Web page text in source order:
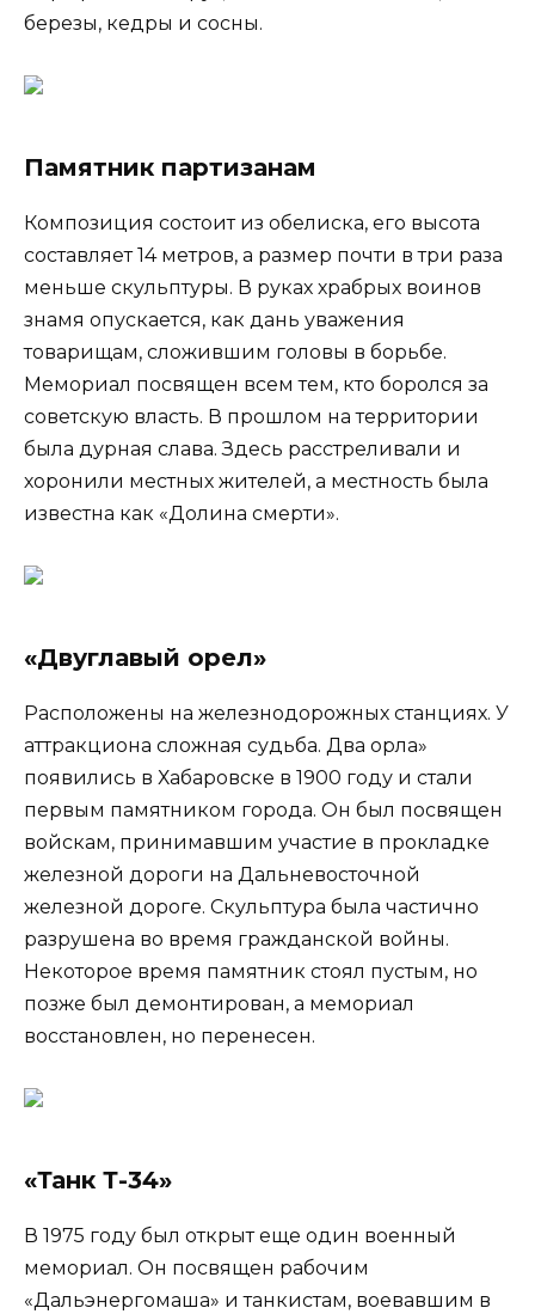
березы, кедры и сосны.
Памятник партизанам
Композиция состоит из обелиска, его высота
составляет 14 метров, а размер почти в три раза
меньше скульптуры. В руках храбрых воинов
знамя опускается, как дань уважения
товарищам, сложившим головы в борьбе.
Мемориал посвящен всем тем, кто боролся за
советскую власть. В прошлом на территории
была дурная слава. Здесь расстреливали и
хоронили местных жителей, а местность была
известна как «Долина смерти».
«Двуглавый орел»
Расположены на железнодорожных станциях. У
аттракциона сложная судьба. Два орла»
появились в Хабаровске в 1900 году и стали
первым памятником города. Он был посвящен
войскам, принимавшим участие в прокладке
железной дороги на Дальневосточной
железной дороге. Скульптура была частично
разрушена во время гражданской войны.
Некоторое время памятник стоял пустым, но
позже был демонтирован, а мемориал
восстановлен, но перенесен.
«Танк Т-34»
В 1975 году был открыт еще один военный
мемориал. Он посвящен рабочим
«Дальэнергомаша» и танкистам, воевавшим в